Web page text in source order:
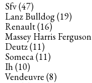
Sfv(47)
Lanz Bulldog(19)
Renault(16)
Massey Harris Ferguson
Deutz(11)
Someca(11)
Ih(10)
Vendeuvre (8)